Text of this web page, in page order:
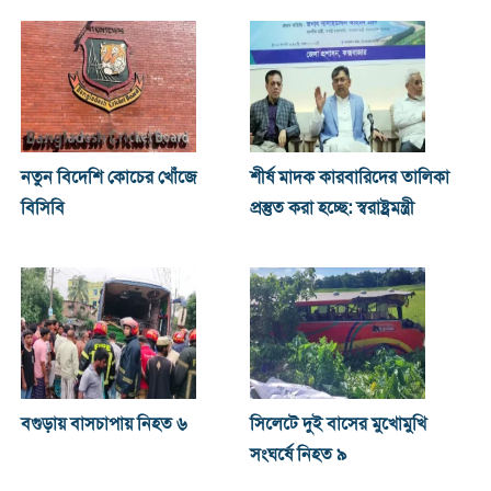
নতুন বিদেশি কোচের খোঁজে
বিসিবি
শীর্ষ মাদক কারবারিদের তালিকা
প্রস্তুত করা হচ্ছে: স্বরাষ্ট্রমন্ত্রী
বগুড়ায় বাসচাপায় নিহত ৬
সিলেটে দুই বাসের মুখোমুখি
সংঘর্ষে নিহত ৯